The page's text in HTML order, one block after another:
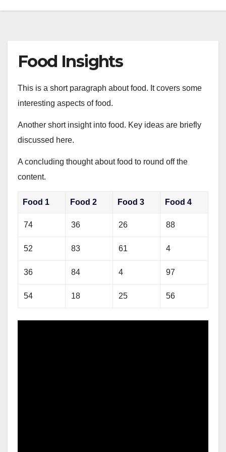
Food Insights
This is a short paragraph about food. It covers some
interesting aspects of food.
Another short insight into food. Key ideas are briefly
discussed here.
A concluding thought about food to round off the
content.
Food 1 Food 2 Food 3 Food 4
74 36 26 88
52 83 61 4
36 84 4 97
54 18 25 56